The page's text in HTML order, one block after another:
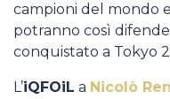
campioni del mondo
potranno così
conquistato a Tokyo
L’iQFOiL a Nicolò